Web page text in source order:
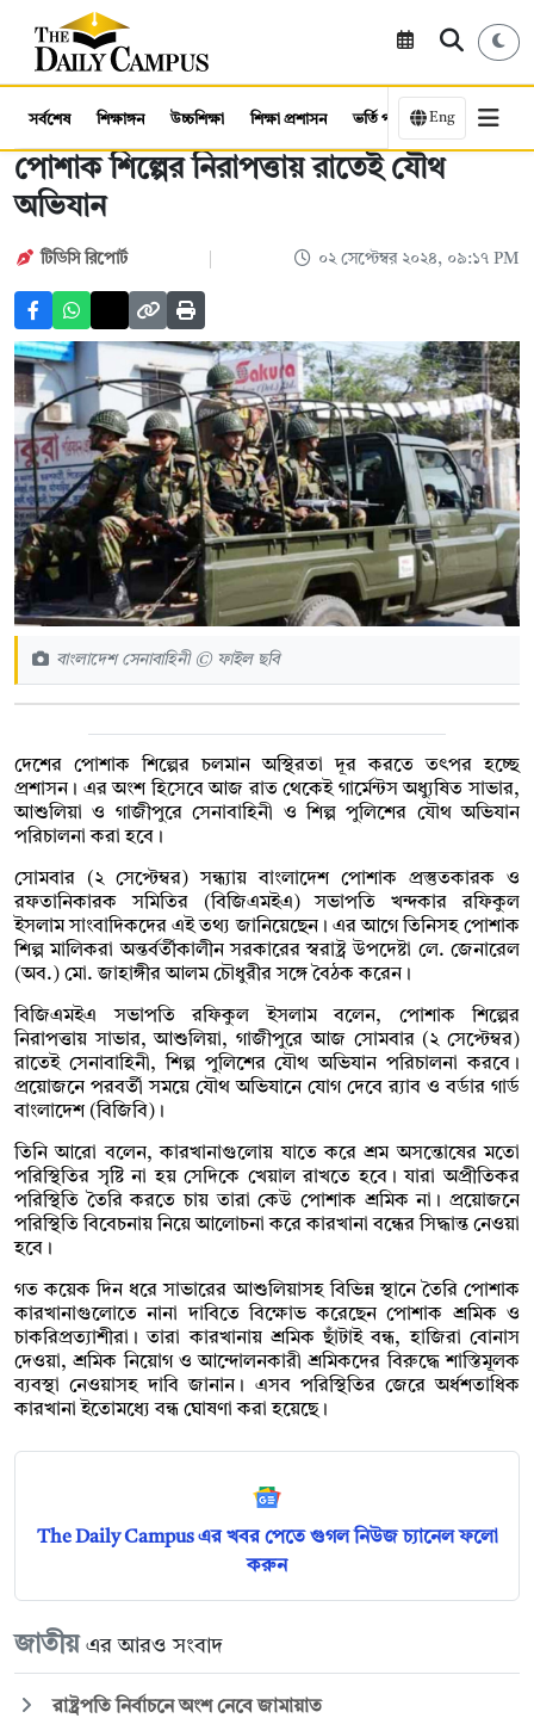
সর্বশেষ শিক্ষাঙ্গন উচ্চশিক্ষা শিক্ষা প্রশাসন ভর্তি পরীক্ষা কর্মসংস্থান
Eng
পোশাক শিল্পের নিরাপত্তায় রাতেই যৌথ
অভিযান
টিডিসি রিপোর্ট ০২ সেপ্টেম্বর ২০২৪, ০৯:১৭ PM
বাংলাদেশ সেনাবাহিনী © ফাইল ছবি
দেশের পোশাক শিল্পের চলমান অস্থিরতা দূর করতে তৎপর হচ্ছে
প্রশাসন। এর অংশ হিসেবে আজ রাত থেকেই গার্মেন্টস অধ্যুষিত সাভার,
আশুলিয়া ও গাজীপুরে সেনাবাহিনী ও শিল্প পুলিশের যৌথ অভিযান
পরিচালনা করা হবে।
সোমবার (২ সেপ্টেম্বর) সন্ধ্যায় বাংলাদেশ পোশাক প্রস্তুতকারক ও
রফতানিকারক সমিতির (বিজিএমইএ) সভাপতি খন্দকার রফিকুল
ইসলাম সাংবাদিকদের এই তথ্য জানিয়েছেন। এর আগে তিনিসহ পোশাক
শিল্প মালিকরা অন্তর্বর্তীকালীন সরকারের স্বরাষ্ট্র উপদেষ্টা লে. জেনারেল
(অব.) মো. জাহাঙ্গীর আলম চৌধুরীর সঙ্গে বৈঠক করেন।
বিজিএমইএ সভাপতি রফিকুল ইসলাম বলেন, পোশাক শিল্পের
নিরাপত্তায় সাভার, আশুলিয়া, গাজীপুরে আজ সোমবার (২ সেপ্টেম্বর)
রাতেই সেনাবাহিনী, শিল্প পুলিশের যৌথ অভিযান পরিচালনা করবে।
প্রয়োজনে পরবর্তী সময়ে যৌথ অভিযানে যোগ দেবে র‌্যাব ও বর্ডার গার্ড
বাংলাদেশ (বিজিবি)।
তিনি আরো বলেন, কারখানাগুলোয় যাতে করে শ্রম অসন্তোষের মতো
পরিস্থিতির সৃষ্টি না হয় সেদিকে খেয়াল রাখতে হবে। যারা অপ্রীতিকর
পরিস্থিতি তৈরি করতে চায় তারা কেউ পোশাক শ্রমিক না। প্রয়োজনে
পরিস্থিতি বিবেচনায় নিয়ে আলোচনা করে কারখানা বন্ধের সিদ্ধান্ত নেওয়া
হবে।
গত কয়েক দিন ধরে সাভারের আশুলিয়াসহ বিভিন্ন স্থানে তৈরি পোশাক
কারখানাগুলোতে নানা দাবিতে বিক্ষোভ করেছেন পোশাক শ্রমিক ও
চাকরিপ্রত্যাশীরা। তারা কারখানায় শ্রমিক ছাঁটাই বন্ধ, হাজিরা বোনাস
দেওয়া, শ্রমিক নিয়োগ ও আন্দোলনকারী শ্রমিকদের বিরুদ্ধে শাস্তিমূলক
ব্যবস্থা নেওয়াসহ দাবি জানান। এসব পরিস্থিতির জেরে অর্ধশতাধিক
কারখানা ইতোমধ্যে বন্ধ ঘোষণা করা হয়েছে।
The Daily Campus এর খবর পেতে গুগল নিউজ চ্যানেল ফলো
করুন
জাতীয় এর আরও সংবাদ
রাষ্ট্রপতি নির্বাচনে অংশ নেবে জামায়াত